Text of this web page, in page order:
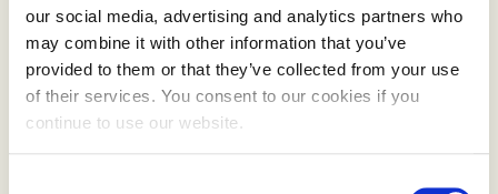
our social media, advertising and analytics partners who
may combine it with other information that you’ve
provided to them or that they’ve collected from your use
of their services. You consent to our cookies if you
continue to use our website.